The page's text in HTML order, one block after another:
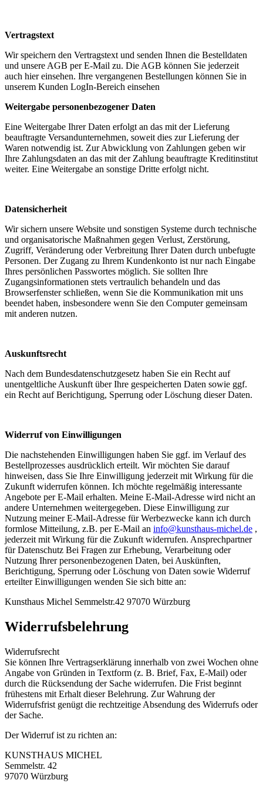
Vertragstext
Wir speichern den Vertragstext und senden Ihnen die Bestelldaten
und unsere AGB per E-Mail zu. Die AGB können Sie jederzeit
auch hier einsehen. Ihre vergangenen Bestellungen können Sie in
unserem Kunden LogIn-Bereich einsehen
Weitergabe personenbezogener Daten
Eine Weitergabe Ihrer Daten erfolgt an das mit der Lieferung
beauftragte Versandunternehmen, soweit dies zur Lieferung der
Waren notwendig ist. Zur Abwicklung von Zahlungen geben wir
Ihre Zahlungsdaten an das mit der Zahlung beauftragte Kreditinstitut
weiter. Eine Weitergabe an sonstige Dritte erfolgt nicht.
Datensicherheit
Wir sichern unsere Website und sonstigen Systeme durch technische
und organisatorische Maßnahmen gegen Verlust, Zerstörung,
Zugriff, Veränderung oder Verbreitung Ihrer Daten durch unbefugte
Personen. Der Zugang zu Ihrem Kundenkonto ist nur nach Eingabe
Ihres persönlichen Passwortes möglich. Sie sollten Ihre
Zugangsinformationen stets vertraulich behandeln und das
Browserfenster schließen, wenn Sie die Kommunikation mit uns
beendet haben, insbesondere wenn Sie den Computer gemeinsam
mit anderen nutzen.
Auskunftsrecht
Nach dem Bundesdatenschutzgesetz haben Sie ein Recht auf
unentgeltliche Auskunft über Ihre gespeicherten Daten sowie ggf.
ein Recht auf Berichtigung, Sperrung oder Löschung dieser Daten.
Widerruf von Einwilligungen
Die nachstehenden Einwilligungen haben Sie ggf. im Verlauf des
Bestellprozesses ausdrücklich erteilt. Wir möchten Sie darauf
hinweisen, dass Sie Ihre Einwilligung jederzeit mit Wirkung für die
Zukunft widerrufen können. Ich möchte regelmäßig interessante
Angebote per E-Mail erhalten. Meine E-Mail-Adresse wird nicht an
andere Unternehmen weitergegeben. Diese Einwilligung zur
Nutzung meiner E-Mail-Adresse für Werbezwecke kann ich durch
formlose Mitteilung, z.B. per E-Mail an info@kunsthaus-michel.de ,
jederzeit mit Wirkung für die Zukunft widerrufen. Ansprechpartner
für Datenschutz Bei Fragen zur Erhebung, Verarbeitung oder
Nutzung Ihrer personenbezogenen Daten, bei Auskünften,
Berichtigung, Sperrung oder Löschung von Daten sowie Widerruf
erteilter Einwilligungen wenden Sie sich bitte an:
Kunsthaus Michel Semmelstr.42 97070 Würzburg
Widerrufsbelehrung
Widerrufsrecht
Sie können Ihre Vertragserklärung innerhalb von zwei Wochen ohne
Angabe von Gründen in Textform (z. B. Brief, Fax, E-Mail) oder
durch die Rücksendung der Sache widerrufen. Die Frist beginnt
frühestens mit Erhalt dieser Belehrung. Zur Wahrung der
Widerrufsfrist genügt die rechtzeitige Absendung des Widerrufs oder
der Sache.
Der Widerruf ist zu richten an:
KUNSTHAUS MICHEL
Semmelstr. 42
97070 Würzburg